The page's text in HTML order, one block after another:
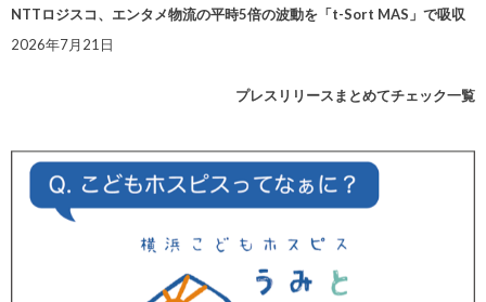
NTTロジスコ、エンタメ物流の平時5倍の波動を「t-Sort MAS」で吸収
2026年7月21日
プレスリリースまとめてチェック一覧